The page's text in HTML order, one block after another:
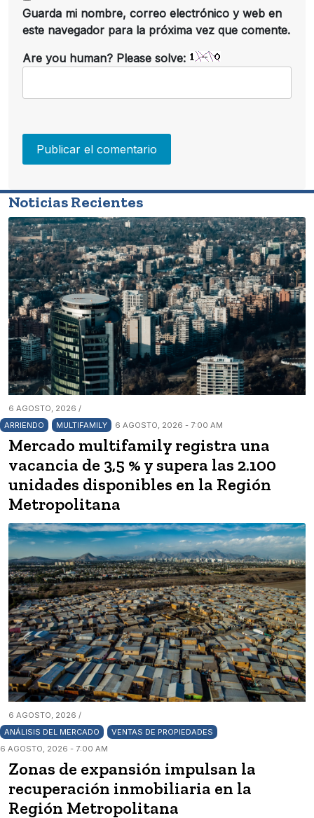
Guarda mi nombre, correo electrónico y web en
este navegador para la próxima vez que comente.
Are you human? Please solve:
Noticias Recientes
6 AGOSTO, 2026 /
ARRIENDO
MULTIFAMILY 6 AGOSTO, 2026 - 7:00 AM
Mercado multifamily registra una
vacancia de 3,5 % y supera las 2.100
unidades disponibles en la Región
Metropolitana
6 AGOSTO, 2026 /
ANÁLISIS DEL MERCADO
VENTAS DE PROPIEDADES
6 AGOSTO, 2026 - 7:00 AM
Zonas de expansión impulsan la
recuperación inmobiliaria en la
Región Metropolitana